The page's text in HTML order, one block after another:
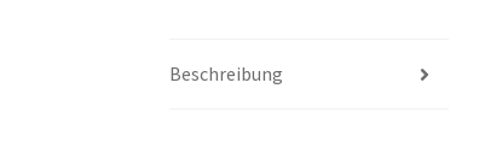
Beschreibung